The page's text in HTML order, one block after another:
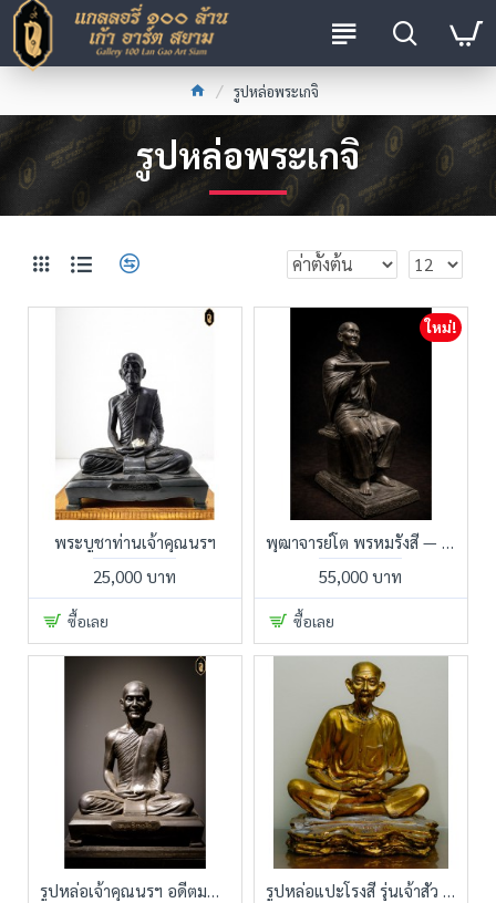
รูปหล่อพระเกจิ
รูปหล่อพระเกจิ
พระบูชาท่านเจ้าคุณนรฯ
25,000 บาท
ซื้อเลย
ใหม่!
พุฒาจารย์โต พรหมรังสี — ของแท้ไม่ต้องเร่ง แต่คนที่ใช่จะรีบ
55,000 บาท
ซื้อเลย
รูปหล่อเจ้าคุณนรฯ อดีตมหาดเล็กรัชกาลที่ 6 สู่เกจิชื่อดังแห่งวัดเทพศิรินทราวาส
รูปหล่อแปะโรงสี รุ่นเจ้าสัว อายุ 81 ปี พ.ศ. 2521 รุ่นแรก อาจารย์โง้วกิมโคย เนื้อเรซินสภาพสวยสมบูรณ์ สุดยอดหายาก